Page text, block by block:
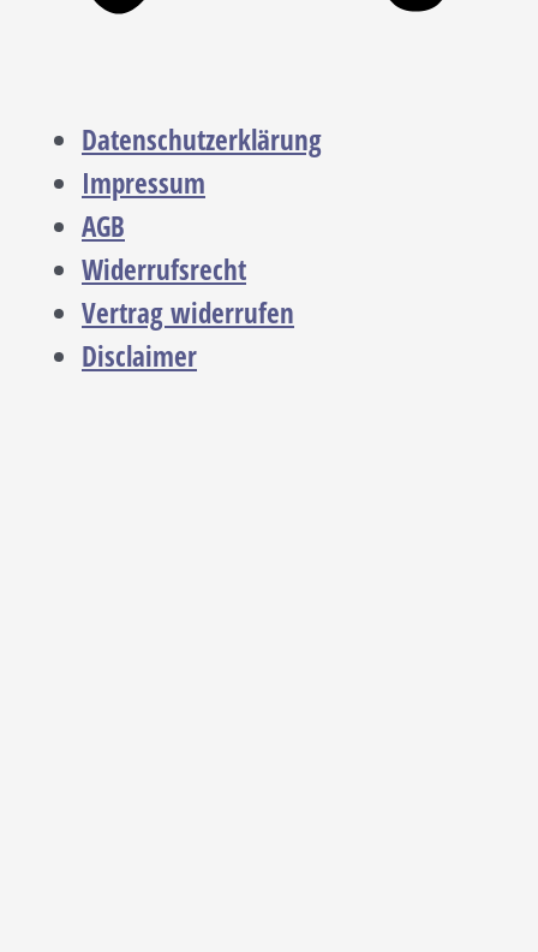
Datenschutzerklärung
Impressum
AGB
Widerrufsrecht
Vertrag widerrufen
Disclaimer